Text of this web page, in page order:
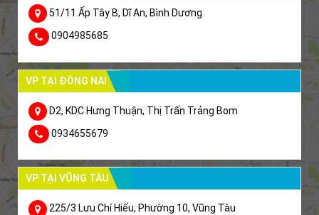
51/11 Ấp Tây B, Dĩ An, Bình Dương
0904985685
VP TẠI ĐỒNG NAI
D2, KDC Hưng Thuận, Thị Trấn Trảng Bom
0934655679
VP TẠI VŨNG TÀU
225/3 Lưu Chí Hiếu, Phường 10, Vũng Tàu